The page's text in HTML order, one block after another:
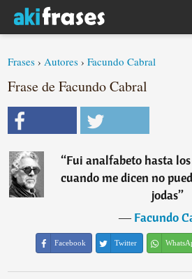
Frases ›Autores ›Facundo Cabral
Frase de Facundo Cabral
“Fui analfabeto hasta los
cuando me dicen no
jodas”
―Facundo
Facebook Twitter